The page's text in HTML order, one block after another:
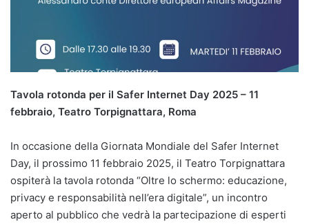
Tavola rotonda per il Safer Internet Day 2025 – 11
febbraio, Teatro Torpignattara, Roma
In occasione della Giornata Mondiale del Safer Internet
Day, il prossimo 11 febbraio 2025, il Teatro Torpignattara
ospiterà la tavola rotonda “Oltre lo schermo: educazione,
privacy e responsabilità nell’era digitale”, un incontro
aperto al pubblico che vedrà la partecipazione di esperti